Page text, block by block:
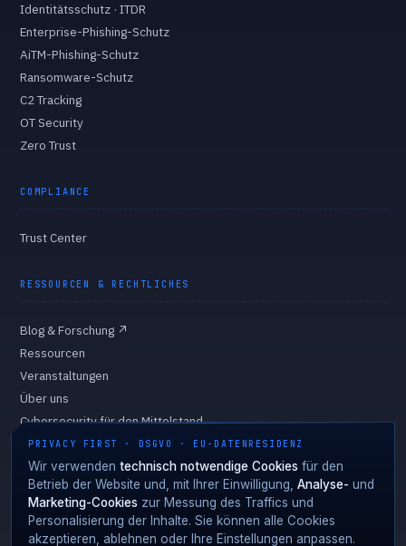
Identitätsschutz · ITDR
Enterprise-Phishing-Schutz
AiTM-Phishing-Schutz
Ransomware-Schutz
C2 Tracking
OT Security
Zero Trust
COMPLIANCE
Trust Center
RESSOURCEN & RECHTLICHES
Blog & Forschung ↗
Ressourcen
Veranstaltungen
Über uns
Cybersecurity für den Mittelstand
Eigentümer & Vorstand
Datenschutzerklärung
Cookie-Richtlinie
Cookie-Einstellungen
PRIVACY FIRST · DSGVO · EU-DATENRESIDENZ
Wir verwenden technisch notwendige Cookies für den
Betrieb der Website und, mit Ihrer Einwilligung, Analyse- und
Marketing-Cookies zur Messung des Traffics und
Personalisierung der Inhalte. Sie können alle Cookies
akzeptieren, ablehnen oder Ihre Einstellungen anpassen.